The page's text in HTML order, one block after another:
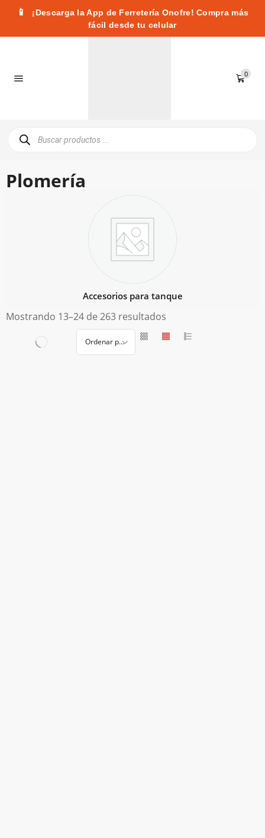
📱
¡Descarga la App de Ferretería Onofre! Compra más
fácil desde tu celular
0
Plomería
Accesorios para tanque
Mostrando 13–24 de 263 resultados